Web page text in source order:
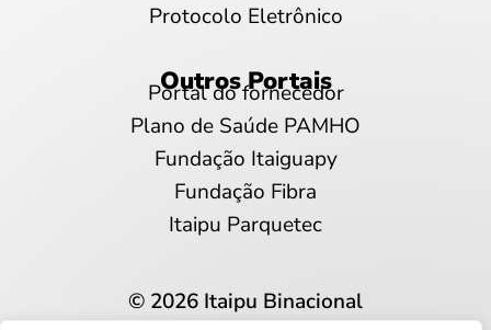
Protocolo Eletrônico
Outros Portais
Portal do fornecedor
Plano de Saúde PAMHO
Fundação Itaiguapy
Fundação Fibra
Itaipu Parquetec
© 2026 Itaipu Binacional